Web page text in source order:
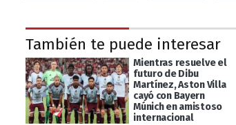
También te puede interesar
Mientras resuelve el
futuro de Dibu
Martínez, Aston Villa
cayó con Bayern
Múnich en amistoso
internacional